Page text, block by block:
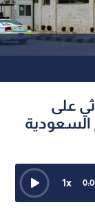
على
السعودية
1x